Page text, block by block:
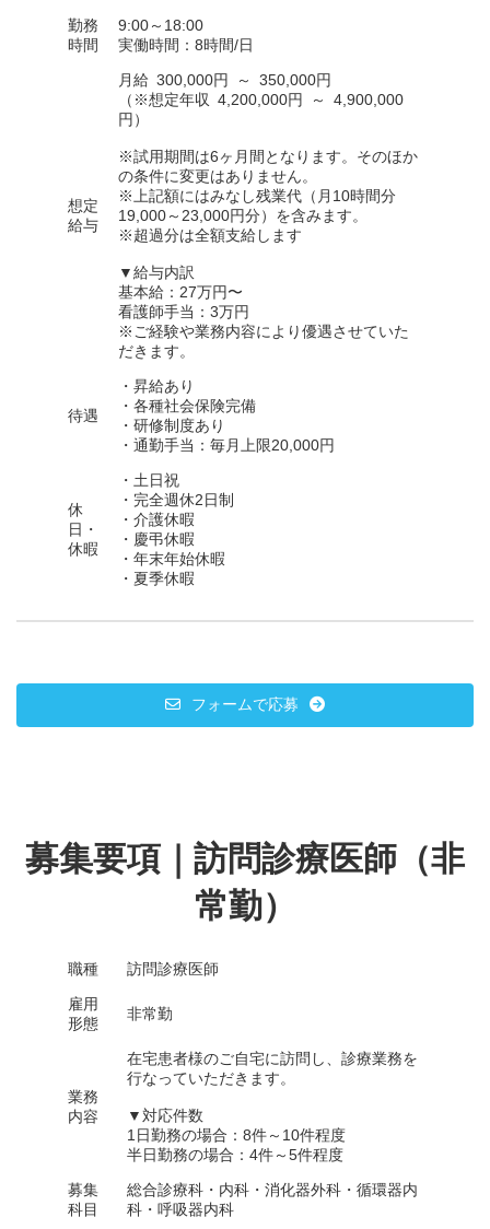
勤務
時間
9:00～18:00
実働時間：8時間/日
想定
給与
月給 300,000円 ～ 350,000円
（※想定年収 4,200,000円 ～ 4,900,000
円）
※試用期間は6ヶ月間となります。そのほか
の条件に変更はありません。
※上記額にはみなし残業代（月10時間分
19,000～23,000円分）を含みます。
※超過分は全額支給します
▼給与内訳
基本給：27万円〜
看護師手当：3万円
※ご経験や業務内容により優遇させていた
だきます。
待遇
・昇給あり
・各種社会保険完備
・研修制度あり
・通勤手当：毎月上限20,000円
休
日・
休暇
・土日祝
・完全週休2日制
・介護休暇
・慶弔休暇
・年末年始休暇
・夏季休暇
フォームで応募
募集要項｜訪問診療医師（非
常勤）
職種
訪問診療医師
雇用
形態
非常勤
業務
内容
在宅患者様のご自宅に訪問し、診療業務を
行なっていただきます。
▼対応件数
1日勤務の場合：8件～10件程度
半日勤務の場合：4件～5件程度
募集
科目
総合診療科・内科・消化器外科・循環器内
科・呼吸器内科